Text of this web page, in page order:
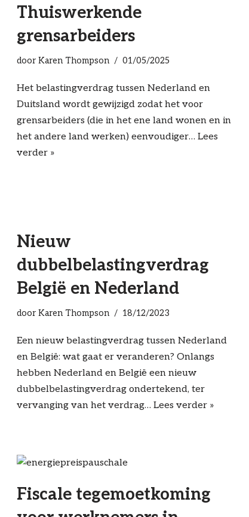
Thuiswerkende
grensarbeiders
doorKaren Thompson 01/05/2025
Het belastingverdrag tussen Nederland en
Duitsland wordt gewijzigd zodat het voor
grensarbeiders (die in het ene land wonen en in
het andere land werken) eenvoudiger… Lees
verder »
Nieuw
dubbelbelastingverdrag
België en Nederland
doorKaren Thompson 18/12/2023
Een nieuw belastingverdrag tussen Nederland
en België: wat gaat er veranderen? Onlangs
hebben Nederland en België een nieuw
dubbelbelastingverdrag ondertekend, ter
vervanging van het verdrag… Lees verder »
Fiscale tegemoetkoming